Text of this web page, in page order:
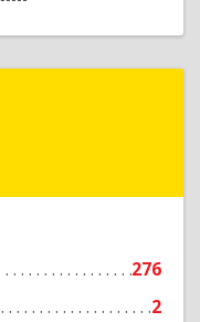
276
2